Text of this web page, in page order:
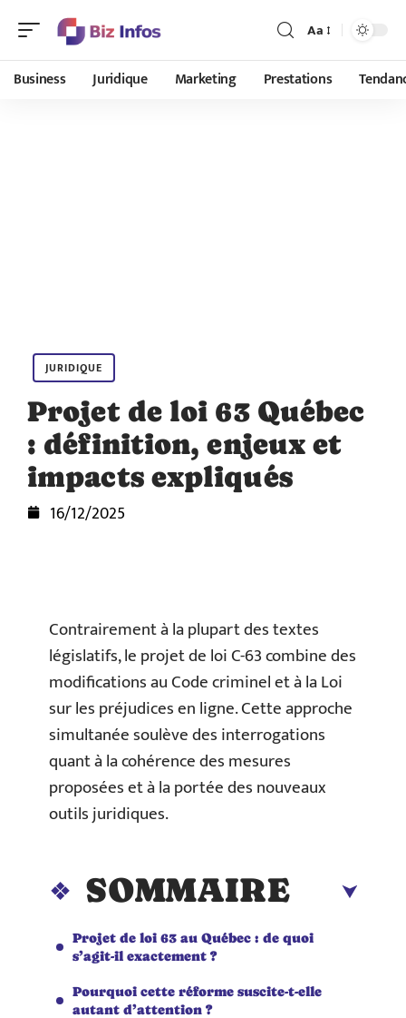
Aa
Business Juridique Marketing Prestations
JURIDIQUE
Projet de loi 63 Québec
: définition, enjeux et
impacts expliqués
16/12/2025
Contrairement à la plupart des textes
législatifs, le projet de loi C-63 combine des
modifications au Code criminel et à la Loi
sur les préjudices en ligne. Cette approche
simultanée soulève des interrogations
quant à la cohérence des mesures
proposées et à la portée des nouveaux
outils juridiques.
SOMMAIRE
Projet de loi 63 au Québec : de quoi
s’agit-il exactement ?
Pourquoi cette réforme suscite-t-elle
autant d’attention ?